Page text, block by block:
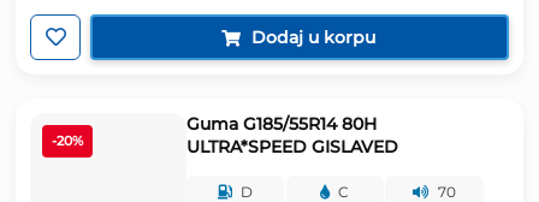
156.00 KM.
Dodaj u korpu
-20%
Guma G185/55R14 80H
ULTRA*SPEED GISLAVED
D C 70